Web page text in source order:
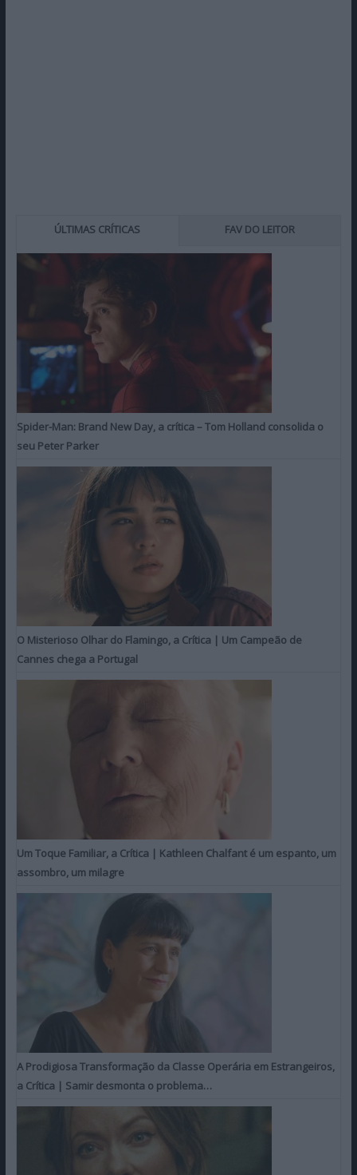
ÚLTIMAS CRÍTICAS FAV DO LEITOR
Spider-Man: Brand New Day, a crítica – Tom Holland consolida o
seu Peter Parker
O Misterioso Olhar do Flamingo, a Crítica | Um Campeão de
Cannes chega a Portugal
Um Toque Familiar, a Crítica | Kathleen Chalfant é um espanto, um
assombro, um milagre
A Prodigiosa Transformação da Classe Operária em Estrangeiros,
a Crítica | Samir desmonta o problema…